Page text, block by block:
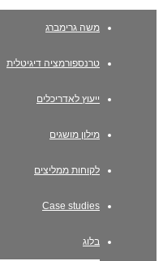
משה גרימברג
טרנספורמציה דיגיטלית
ייעוץ לאדריכלים
מילון מושגים
לקוחות ממליצים
Case studies
בלוג